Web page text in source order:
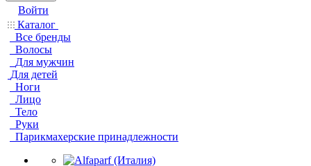
Войти
Каталог
Все бренды
Волосы
Для мужчин
Для детей
Ноги
Лицо
Тело
Руки
Парикмахерские принадлежности